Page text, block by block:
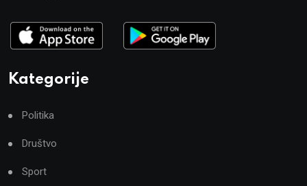
Kategorije
Politika
Društvo
Sport